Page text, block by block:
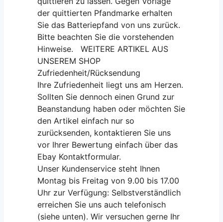
der quittierten Pfandmarke erhalten
Sie das Batteriepfand von uns zurück.
Bitte beachten Sie die vorstehenden
Hinweise. WEITERE ARTIKEL AUS
UNSEREM SHOP
Zufriedenheit/Rücksendung
Ihre Zufriedenheit liegt uns am Herzen.
Sollten Sie dennoch einen Grund zur
Beanstandung haben oder möchten Sie
den Artikel einfach nur so
zurücksenden, kontaktieren Sie uns
vor Ihrer Bewertung einfach über das
Ebay Kontaktformular.
Unser Kundenservice steht Ihnen
Montag bis Freitag von 9.00 bis 17.00
Uhr zur Verfügung: Selbstverständlich
erreichen Sie uns auch telefonisch
(siehe unten). Wir versuchen gerne Ihr